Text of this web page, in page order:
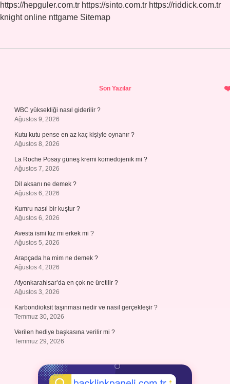
https://hepguler.com.tr https://sinto.com.tr https://riddick.com.tr
knight online nttgame Sitemap
Son Yazılar
WBC yüksekliği nasıl giderilir ?
Ağustos 9, 2026
Kutu kutu pense en az kaç kişiyle oynanır ?
Ağustos 8, 2026
La Roche Posay güneş kremi komedojenik mi ?
Ağustos 7, 2026
Dil aksanı ne demek ?
Ağustos 6, 2026
Kumru nasıl bir kuştur ?
Ağustos 6, 2026
Avesta ismi kız mı erkek mi ?
Ağustos 5, 2026
Arapçada ha mim ne demek ?
Ağustos 4, 2026
Afyonkarahisar’da en çok ne üretilir ?
Ağustos 3, 2026
Karbondioksit taşınması nedir ve nasıl gerçekleşir ?
Temmuz 30, 2026
Verilen hediye başkasına verilir mi ?
Temmuz 29, 2026